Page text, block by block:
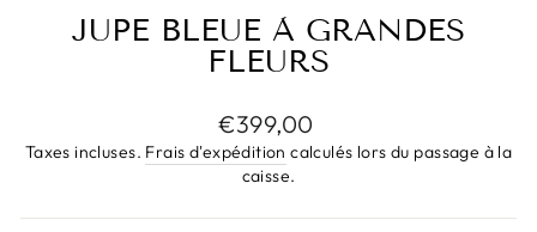
JUPE BLEUE À GRANDES
FLEURS
Prix
régulier
€399,00
Taxes incluses. Frais d'expédition calculés lors du passage à la
caisse.